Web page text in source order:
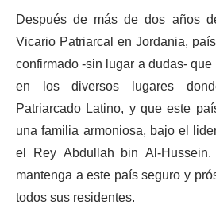
Después de más de dos años
Vicario Patriarcal en Jordania,
confirmado -sin lugar a dudas-
en los diversos lugares
Patriarcado Latino, y que este
una familia armoniosa, bajo el
el Rey Abdullah bin Al-
mantenga a este país seguro y
todos sus residentes.